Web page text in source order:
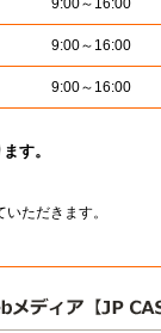
9:00～16:00
9:00～16:00
9:00～16:00
す。
ただきます。